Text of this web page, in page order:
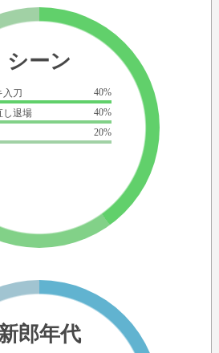
シーン
入刀
40%
し退場
40%
20%
郎年代